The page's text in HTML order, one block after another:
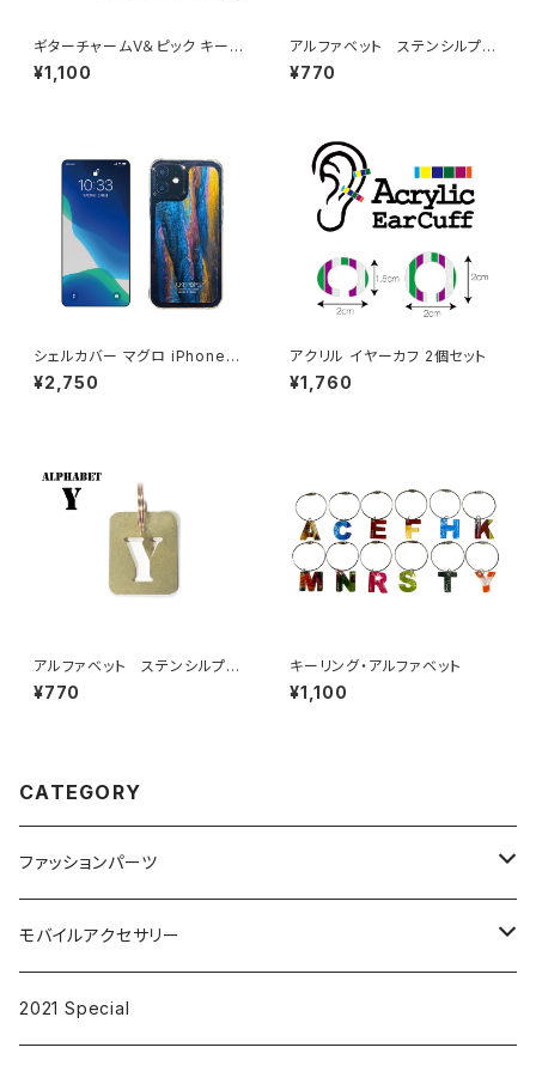
ギターチャームV＆ピック キーリ
ング
¥1,100
アルファベット ステンシルプレ
ート A
¥770
シェルカバー マグロ iPhone12
/ iPhone12 pro 対応ケース
¥2,750
アクリル イヤーカフ 2個セット
¥1,760
アルファベット ステンシルプレ
ート Y
¥770
キーリング・アルファベット
¥1,100
CATEGORY
ファッションパーツ
ピンズ
キーリング
モバイルアクセサリー
iPhoneケース
2021 Special